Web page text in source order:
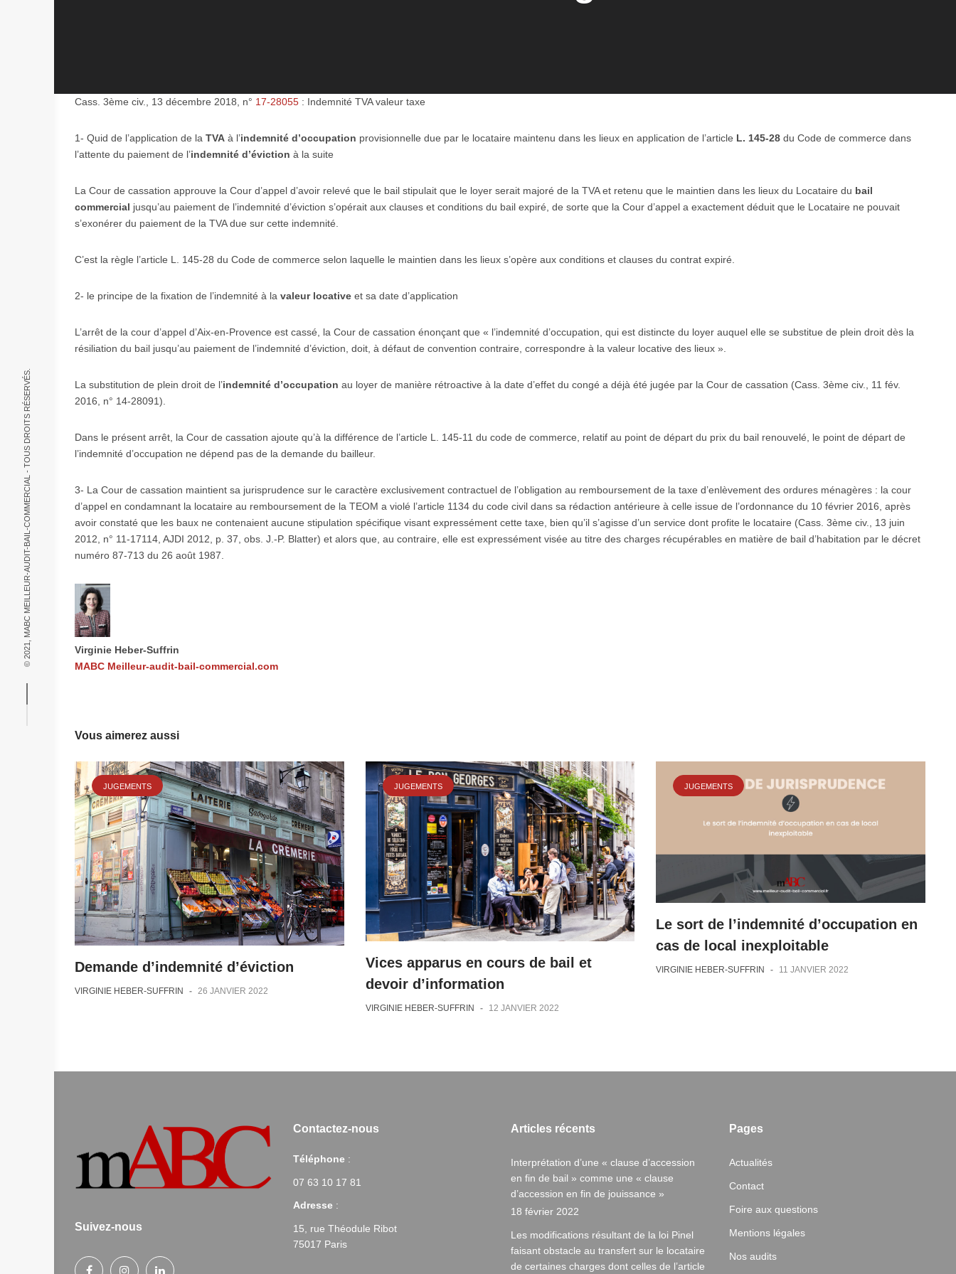
© 2021, MABC MEILLEUR-AUDIT-BAIL-COMMERCIAL - TOUS DROITS RÉSERVÉS.
Cass. 3ème civ., 13 décembre 2018, n° 17-28055 : Indemnité TVA valeur taxe
1- Quid de l’application de la TVA à l’indemnité d’occupation provisionnelle due par le locataire maintenu dans les lieux en application de l’article L. 145-28 du Code de commerce dans
l’attente du paiement de l’indemnité d’éviction à la suite
La Cour de cassation approuve la Cour d’appel d’avoir relevé que le bail stipulait que le loyer serait majoré de la TVA et retenu que le maintien dans les lieux du Locataire du bail
commercial jusqu’au paiement de l’indemnité d’éviction s’opérait aux clauses et conditions du bail expiré, de sorte que la Cour d’appel a exactement déduit que le Locataire ne pouvait
s’exonérer du paiement de la TVA due sur cette indemnité.
C’est la règle l’article L. 145-28 du Code de commerce selon laquelle le maintien dans les lieux s’opère aux conditions et clauses du contrat expiré.
2- le principe de la fixation de l’indemnité à la valeur locative et sa date d’application
L’arrêt de la cour d’appel d’Aix-en-Provence est cassé, la Cour de cassation énonçant que « l’indemnité d’occupation, qui est distincte du loyer auquel elle se substitue de plein droit dès la
résiliation du bail jusqu’au paiement de l’indemnité d’éviction, doit, à défaut de convention contraire, correspondre à la valeur locative des lieux ».
La substitution de plein droit de l’indemnité d’occupation au loyer de manière rétroactive à la date d’effet du congé a déjà été jugée par la Cour de cassation (Cass. 3ème civ., 11 fév.
2016, n° 14-28091).
Dans le présent arrêt, la Cour de cassation ajoute qu’à la différence de l’article L. 145-11 du code de commerce, relatif au point de départ du prix du bail renouvelé, le point de départ de
l’indemnité d’occupation ne dépend pas de la demande du bailleur.
3- La Cour de cassation maintient sa jurisprudence sur le caractère exclusivement contractuel de l’obligation au remboursement de la taxe d’enlèvement des ordures ménagères : la cour
d’appel en condamnant la locataire au remboursement de la TEOM a violé l’article 1134 du code civil dans sa rédaction antérieure à celle issue de l’ordonnance du 10 février 2016, après
avoir constaté que les baux ne contenaient aucune stipulation spécifique visant expressément cette taxe, bien qu’il s’agisse d’un service dont profite le locataire (Cass. 3ème civ., 13 juin
2012, n° 11-17114, AJDI 2012, p. 37, obs. J.-P. Blatter) et alors que, au contraire, elle est expressément visée au titre des charges récupérables en matière de bail d’habitation par le décret
numéro 87-713 du 26 août 1987.
Virginie Heber-Suffrin
MABC Meilleur-audit-bail-commercial.com
Vous aimerez aussi
JUGEMENTS
Demande d’indemnité d’éviction
VIRGINIE HEBER-SUFFRIN - 26 JANVIER 2022
JUGEMENTS
Vices apparus en cours de bail et
devoir d’information
VIRGINIE HEBER-SUFFRIN - 12 JANVIER 2022
JUGEMENTS
Le sort de l’indemnité d’occupation en
cas de local inexploitable
VIRGINIE HEBER-SUFFRIN - 11 JANVIER 2022
Suivez-nous
Contactez-nous
Téléphone:
07 63 10 17 81
Adresse :
15, rue Théodule Ribot
75017 Paris
Articles récents
Interprétation d’une « clause d’accession
en fin de bail » comme une « clause
d’accession en fin de jouissance »
18 février 2022
Les modifications résultant de la loi Pinel
faisant obstacle au transfert sur le locataire
de certaines charges dont celles de l’article
Pages
Actualités
Contact
Foire aux questions
Mentions légales
Nos audits